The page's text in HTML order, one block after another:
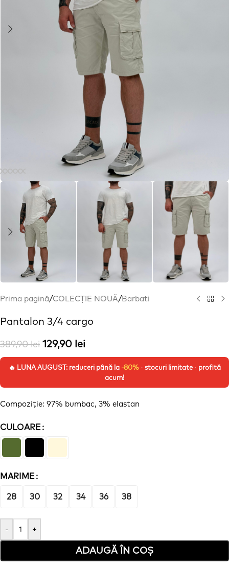
Prima pagină/COLECȚIE NOUĂ/Barbati
Pantalon 3/4 cargo
389,90lei 129,90 lei
🔥 LUNA AUGUST: reduceri până la -80%· stocuri limitate · profită
acum!
Compoziție: 97% bumbac, 3% elastan
CULOARE
MARIME
28 30 32 34 36 38
- +
ADAUGĂ ÎN COȘ